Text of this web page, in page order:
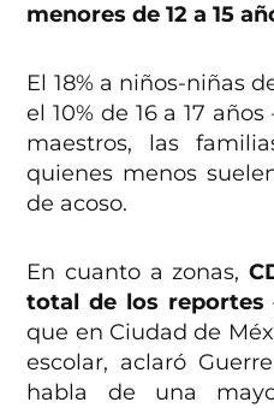
menores de 12 a 15
El 18% a niños-niñas
el 10% de 16 a 17
maestros, las
quienes menos
de acoso.
En cuanto a zonas,
total de los reportes
que en Ciudad de
escolar, aclaró
habla de una